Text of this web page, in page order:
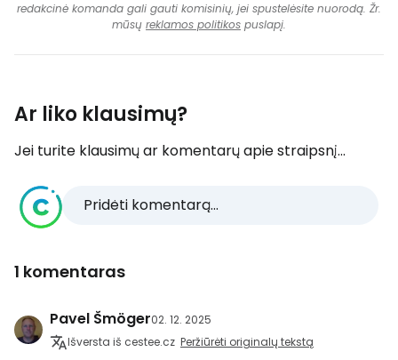
redakcinė komanda gali gauti komisinių, jei spustelėsite nuorodą. Žr.
mūsų reklamos politikos puslapį.
Ar liko klausimų?
Jei turite klausimų ar komentarų apie straipsnį...
Pridėti komentarą...
1 komentaras
Pavel Šmöger02. 12. 2025
Išversta iš cestee.cz Peržiūrėti originalų tekstą